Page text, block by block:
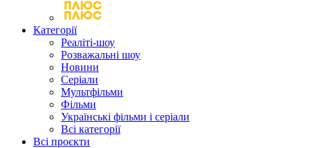
Категорії
Реаліті-шоу
Розважальні шоу
Новини
Серіали
Мультфільми
Фільми
Українські фільми і серіали
Всі категорії
Всі проєкти